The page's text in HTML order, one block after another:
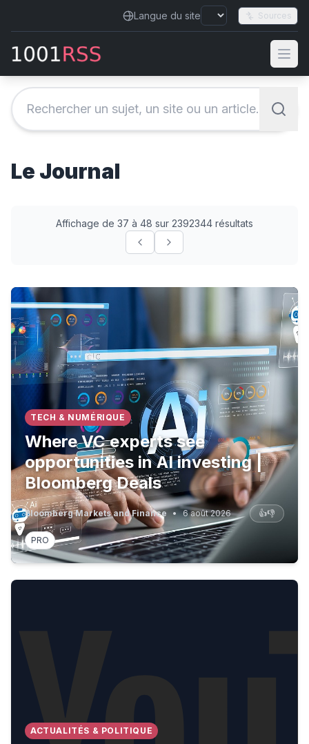
Langue du site Sources
Le Journal
Affichage de 37 à 48 sur 2392344 résultats
Where VC experts see opportunities in AI investing |
TECH & NUMÉRIQUE
Where VC experts see
opportunities in AI investing |
Bloomberg Deals
Bloomberg Markets and Finance • 6 août 2026 👍👎
PRO
'I hope Jason Arday doesn't lose his job'
ACTUALITÉS & POLITIQUE